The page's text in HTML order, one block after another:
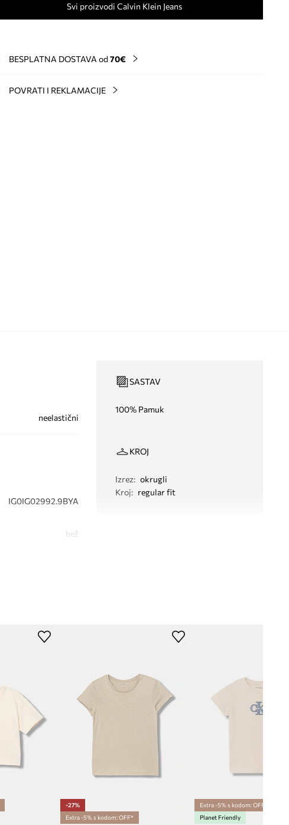
Svi proizvodi Calvin Klein Jeans
BESPLATNA DOSTAVA od 70€
POVRATI I REKLAMACIJE
neelastični
IG0IG02992.9BYA
bež
SASTAV
100% Pamuk
KROJ
Izrez: okrugli
Kroj: regular fit
-27%
Extra -5% s kodom: OFF*
Extra -5% s kodom: OFF*
Planet Friendly